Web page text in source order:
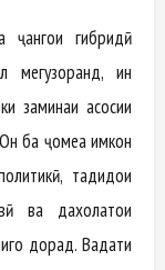
гибридӣ
мегузоранд, ин
заминаи асосии
ба ҷомеа имкон
таҳдидҳои
ва дахолатҳои
дорад. Ваҳдати